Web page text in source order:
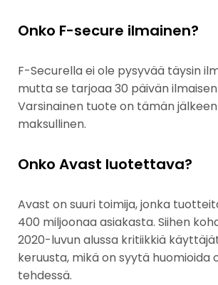
Onko F-secure ilmainen?
F-Securella ei ole pysyvää täysin
mutta se tarjoaa 30 päivän
Varsinainen tuote on tämän
maksullinen.
Onko Avast luotettava?
Avast on suuri toimija, jonka
400 miljoonaa asiakasta. Siihen
2020-luvun alussa kritiikkiä
keruusta, mikä on syytä
tehdessä.